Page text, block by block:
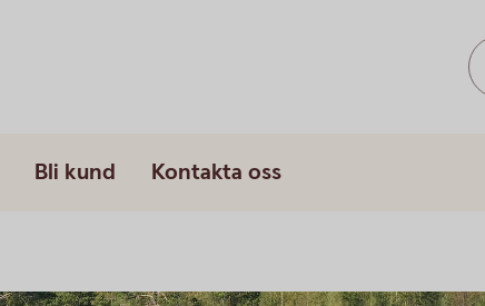
Bli kund Kontakta oss